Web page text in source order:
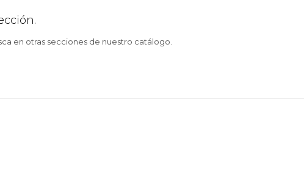
en otras secciones de nuestro catálogo.